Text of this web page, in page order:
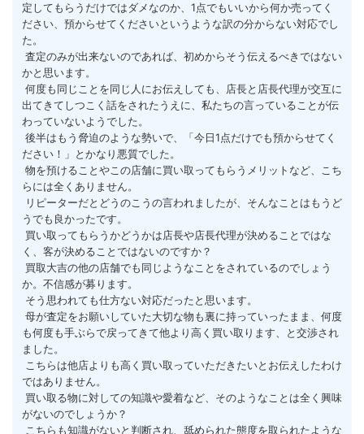
定してもらうだけではダメなのか、1点でもいいから何か売ってく
ださい、預からせてくださいというような訳の分からない対応でし
た。
かと思います。
出てきてしつこく話をされたうえに、私たちの言っていることが伝
わっていないようでした。
ださい！」とかなり悪質でした。
らには全くありません。
うでも良かったです。
く、客が決めることではないのですか？
か。不信感が募ります。
そう思われても仕方ない対応だったと思います。
も何度も手ぶらで戻ってきて他より高く買い取ります、と交渉され
ました。
ではありません。
がないのでしょうか？